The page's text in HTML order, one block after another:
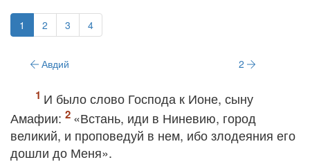
1 2 3 4
Авдий 2
И было слово Господа к Ионе, сыну
Амафии:
«Встань, иди в Ниневию, город
великий, и проповедуй в нем, ибо злодеяния его
дошли до Меня».